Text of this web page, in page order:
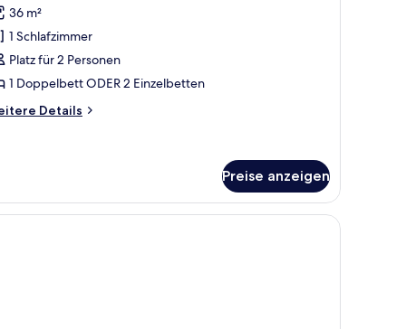
36 m²
1 Schlafzimmer
Platz für 2 Personen
1 Doppelbett ODER 2 Einzelbetten
Details
Preise anzeigen